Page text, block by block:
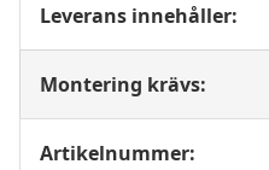
Leverans innehåller:
Montering krävs:
Artikelnummer: